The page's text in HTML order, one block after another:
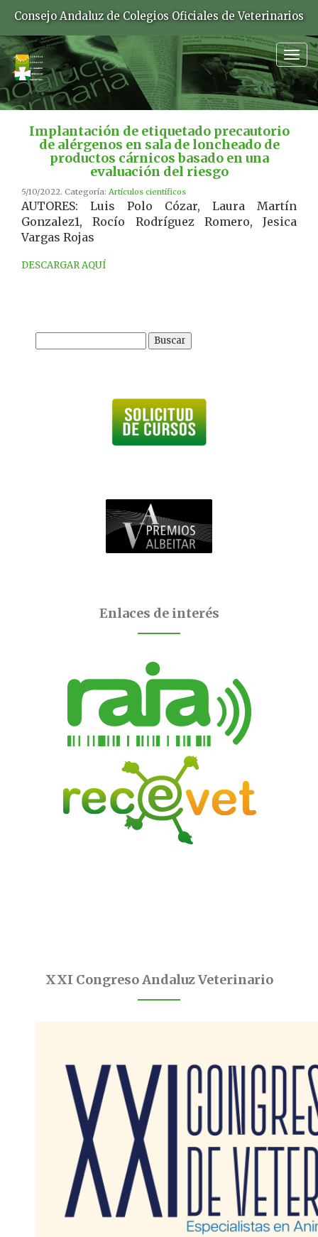
Consejo Andaluz de Colegios Oficiales de Veterinarios
Implantación de etiquetado precautorio
de alérgenos en sala de loncheado de
productos cárnicos basado en una
evaluación del riesgo
5/10/2022. Categoría: Artículos científicos
AUTORES: Luis Polo Cózar, Laura Martín
Gonzalez1, Rocío Rodríguez Romero, Jesica
Vargas Rojas
DESCARGAR AQUÍ
Buscar:
Enlaces de interés
XXI Congreso Andaluz Veterinario